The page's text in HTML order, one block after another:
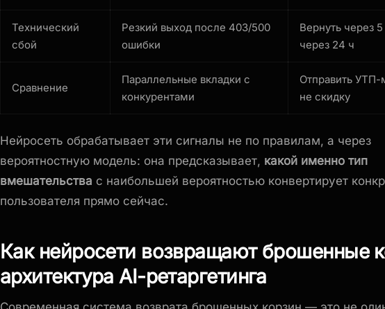
Технический
сбой
Резкий выход после 403/500
ошибки
Вернуть через
через 24 ч
Сравнение
Параллельные вкладки с
конкурентами
Отправить
не скидку
Нейросеть обрабатывает эти сигналы не по правилам, а через
вероятностную модель: она предсказывает, какой именно тип
вмешательства с наибольшей вероятностью конвертирует
пользователя прямо сейчас.
Как нейросети возвращают брошенные
архитектура AI-ретаргетинга